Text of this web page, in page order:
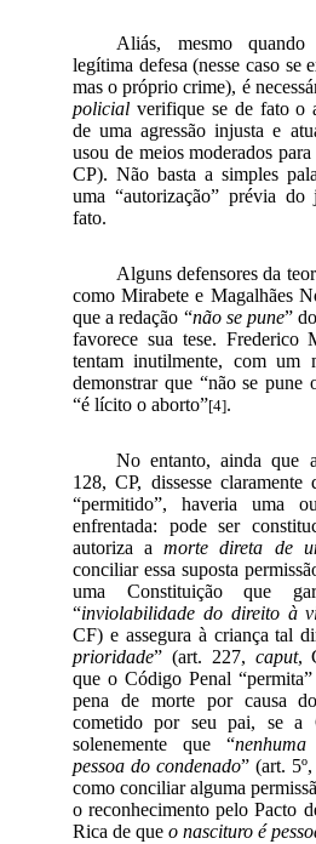
Aliás, mesmo
legítima defesa (nesse caso se
mas o próprio crime), é
policial verifique se de fato o
de uma agressão injusta e
usou de meios moderados
CP). Não basta a simples
uma “autorização” prévia
fato.
Alguns defensores da
como Mirabete e Magalhães
que a redação “não se pune”
favorece sua tese. Frederico
tentam inutilmente, com um
demonstrar que “não se pune
“é lícito o aborto”[4].
No entanto, ainda que
128, CP, dissesse
“permitido”, haveria uma
enfrentada: pode ser
autoriza amorte direta de
conciliar essa suposta
uma Constituição que
“inviolabilidade do direito à
CF) e assegura à criança tal
prioridade” (art. 227, caput,
que o Código Penal
pena de morte por causa
cometido por seu pai, se a
solenemente que “
pessoa do condenado” (art.
como conciliar alguma
o reconhecimento pelo Pacto
Rica de que o nascituro é